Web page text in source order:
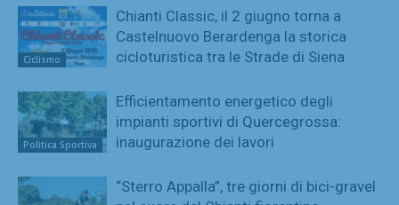
Ciclismo
Chianti Classic, il 2 giugno torna a
Castelnuovo Berardenga la storica
cicloturistica tra le Strade di Siena
Politica Sportiva
Efficientamento energetico degli
impianti sportivi di Quercegrossa:
inaugurazione dei lavori
“Sterro Appalla”, tre giorni di bici-gravel